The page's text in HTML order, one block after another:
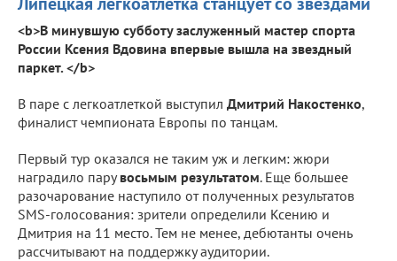
<b>В минувшую субботу заслуженный мастер спорта
России Ксения Вдовина впервые вышла на звездный
паркет. </b>
В паре с легкоатлеткой выступил Дмитрий Накостенко,
финалист чемпионата Европы по танцам.
Первый тур оказался не таким уж и легким: жюри
наградило парувосьмым результатом. Еще большее
разочарование наступило от полученных результатов
SMS-голосования: зрители определили Ксению и
Дмитрия на 11 место. Тем не менее, дебютанты очень
рассчитывают на поддержку аудитории.